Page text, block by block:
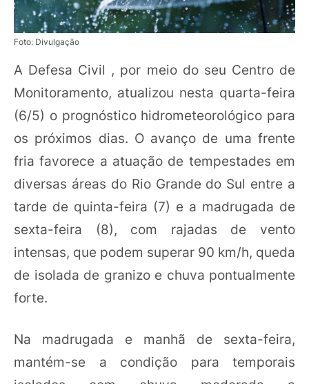
Foto: Divulgação
A Defesa Civil , por meio do seu Centro de
Monitoramento, atualizou nesta quarta-feira
(6/5) o prognóstico hidrometeorológico para
os próximos dias. O avanço de uma frente
fria favorece a atuação de tempestades em
diversas áreas do Rio Grande do Sul entre a
tarde de quinta-feira (7) e a madrugada de
sexta-feira (8), com rajadas de vento
intensas, que podem superar 90 km/h, queda
de isolada de granizo e chuva pontualmente
forte.
Na madrugada e manhã de sexta-feira,
mantém-se a condição para temporais